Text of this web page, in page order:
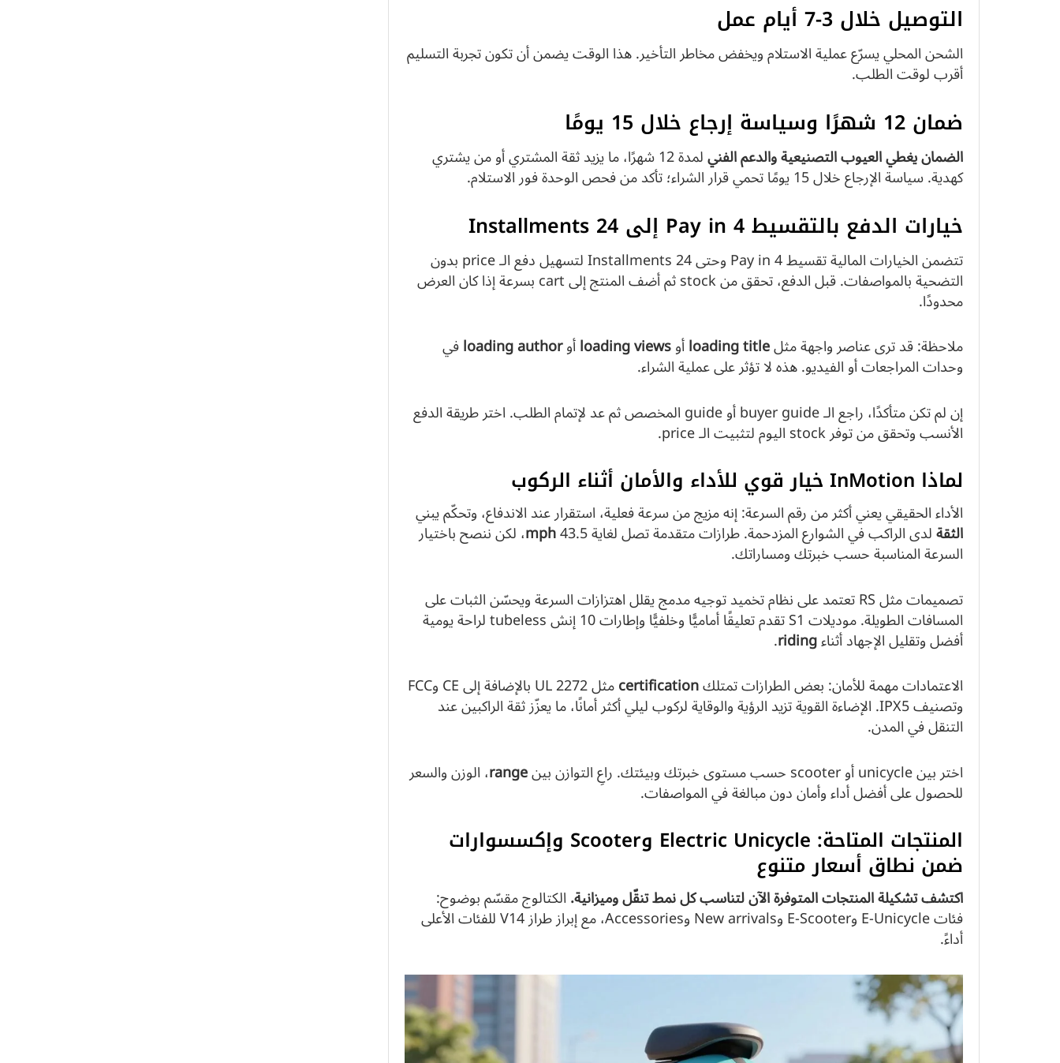
التوصيل خلال 3-7 أيام عمل
الشحن المحلي يسرّع عملية الاستلام ويخفض مخاطر التأخير. هذا الوقت يضمن أن تكون تجربة التسليم
أقرب لوقت الطلب.
ضمان 12 شهرًا وسياسة إرجاع خلال 15 يومًا
الضمان يغطي العيوب التصنيعية والدعم الفني لمدة 12 شهرًا، ما يزيد ثقة المشتري أو من يشتري
كهدية. سياسة الإرجاع خلال 15 يومًا تحمي قرار الشراء؛ تأكد من فحص الوحدة فور الاستلام.
خيارات الدفع بالتقسيط Pay in 4 إلى 24 Installments
تتضمن الخيارات المالية تقسيط Pay in 4 وحتى 24 Installments لتسهيل دفع الـ price بدون
التضحية بالمواصفات. قبل الدفع، تحقق من stock ثم أضف المنتج إلى cart بسرعة إذا كان العرض
محدودًا.
ملاحظة: قد ترى عناصر واجهة مثلloading titleأوloading viewsأوloading authorفي
وحدات المراجعات أو الفيديو. هذه لا تؤثر على عملية الشراء.
إن لم تكن متأكدًا، راجع الـ buyer guide أو guide المخصص ثم عد لإتمام الطلب. اختر طريقة الدفع
الأنسب وتحقق من توفر stock اليوم لتثبيت الـ price.
لماذا InMotion خيار قوي للأداء والأمان أثناء الركوب
الأداء الحقيقي يعني أكثر من رقم السرعة: إنه مزيج من سرعة فعلية، استقرار عند الاندفاع، وتحكّم يبني
الثقةلدى الراكب في الشوارع المزدحمة. طرازات متقدمة تصل لغاية 43.5 mph، لكن ننصح باختيار
السرعة المناسبة حسب خبرتك ومساراتك.
تصميمات مثل RS تعتمد على نظام تخميد توجيه مدمج يقلل اهتزازات السرعة ويحسّن الثبات على
المسافات الطويلة. موديلات S1 تقدم تعليقًا أماميًّا وخلفيًّا وإطارات 10 إنش tubeless لراحة يومية
أفضل وتقليل الإجهاد أثناءriding
.
الاعتمادات مهمة للأمان: بعض الطرازات تمتلكcertification مثل UL 2272 بالإضافة إلى CE وFCC
وتصنيف IPX5. الإضاءة القوية تزيد الرؤية والوقاية لركوب ليلي أكثر أمانًا، ما يعزّز ثقة الراكبين عند
التنقل في المدن.
اختر بين unicycle أو scooter حسب مستوى خبرتك وبيئتك. راعِ التوازن بين
range، الوزن والسعر
للحصول على أفضل أداء وأمان دون مبالغة في المواصفات.
المنتجات المتاحة: Electric Unicycle وScooter وإكسسوارات
ضمن نطاق أسعار متنوع
اكتشف تشكيلة المنتجات المتوفرة الآن لتناسب كل نمط تنقّل وميزانية.الكتالوج مقسّم بوضوح:
فئات E‑Unicycle وE‑Scooter وNew arrivals وAccessories، مع إبراز طراز V14 للفئات الأعلى
أداءً.